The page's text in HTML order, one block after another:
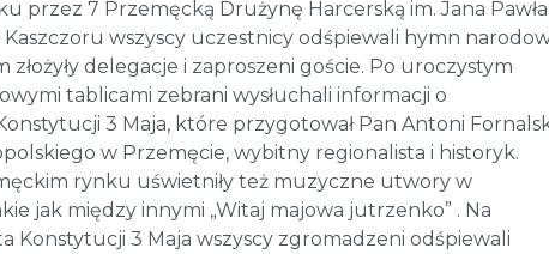
przez 7 Przemęcką Drużynę Harcerską im. Jana Pawła
wszyscy uczestnicy odśpiewali hymn
delegacje i zaproszeni goście. Po uroczystym
tablicami zebrani wysłuchali informacji o
3 Maja, które przygotował Pan Antoni
w Przemęcie, wybitny regionalista i historyk.
rynku uświetniły też muzyczne utwory w
jak między innymi „Witaj majowa jutrzenko” . Na
3 Maja wszyscy zgromadzeni odśpiewali